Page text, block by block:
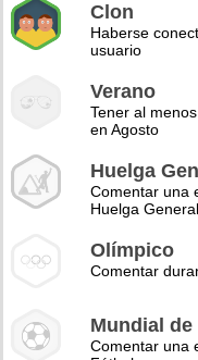
Clon
Haberse
usuario
Verano
Tener al
en Agosto
Huelga
Comentar una
Huelga General
Olímpico
Comentar
Mundial de
Comentar una